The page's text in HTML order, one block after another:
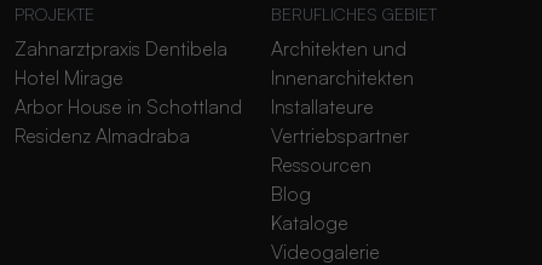
PROJEKTE
Zahnarztpraxis Dentibela
Hotel Mirage
Arbor House in Schottland
Residenz Almadraba
BERUFLICHES GEBIET
Architekten und
Innenarchitekten
Installateure
Vertriebspartner
Ressourcen
Blog
Kataloge
Videogalerie